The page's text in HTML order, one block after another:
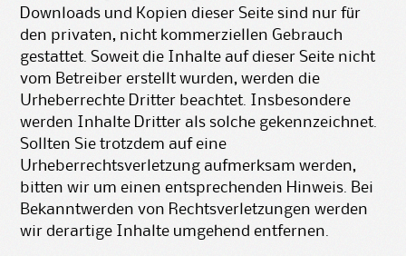
Downloads und Kopien dieser Seite sind nur für
den privaten, nicht kommerziellen Gebrauch
gestattet. Soweit die Inhalte auf dieser Seite nicht
vom Betreiber erstellt wurden, werden die
Urheberrechte Dritter beachtet. Insbesondere
werden Inhalte Dritter als solche gekennzeichnet.
Sollten Sie trotzdem auf eine
Urheberrechtsverletzung aufmerksam werden,
bitten wir um einen entsprechenden Hinweis. Bei
Bekanntwerden von Rechtsverletzungen werden
wir derartige Inhalte umgehend entfernen.